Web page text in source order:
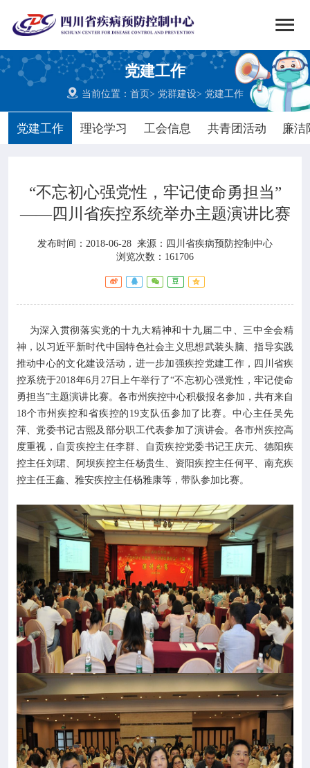

党建工作
 当前位置：首页> 党群建设> 党建工作
党建工作 理论学习 工会信息 共青团活动 廉洁

网站首页
中心概况 
新闻动态 
工作重点 
科研培训 
科普园地 
学术期刊
在线互动 
政务公开 
“不忘初心强党性，牢记使命勇担当”
——四川省疾控系统举办主题演讲比赛
发布时间：2018-06-28 来源： 四川省疾病预防控制中心
浏览次数：161706
为深入贯彻落实党的十九大精神和十九届二中、三中全会精
神，以习近平新时代中国特色社会主义思想武装头脑、指导实践
推动中心的文化建设活动，进一步加强疾控党建工作，四川省疾
控系统于2018年6月27日上午举行了“不忘初心强党性，牢记使命
勇担当”主题演讲比赛。各市州疾控中心积极报名参加，共有来自
18个市州疾控和省疾控的19支队伍参加了比赛。中心主任吴先
萍、党委书记古熙及部分职工代表参加了演讲会。各市州疾控高
度重视，自贡疾控主任李群、自贡疾控党委书记王庆元、德阳疾
控主任刘珺、阿坝疾控主任杨贵生、资阳疾控主任何平、南充疾
控主任王鑫、雅安疾控主任杨雅康等，带队参加比赛。